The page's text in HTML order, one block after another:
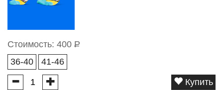
Стоимость: 400 Р
36-40
41-46
Купить